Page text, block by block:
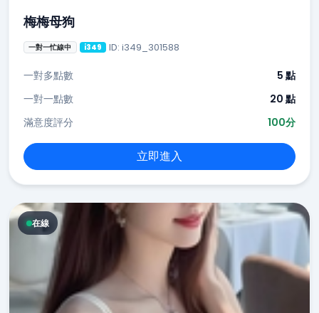
梅梅母狗
一對一忙線中 i349 ID: i349_301588
一對多點數
5 點
一對一點數
20 點
滿意度評分
100分
立即進入
在線